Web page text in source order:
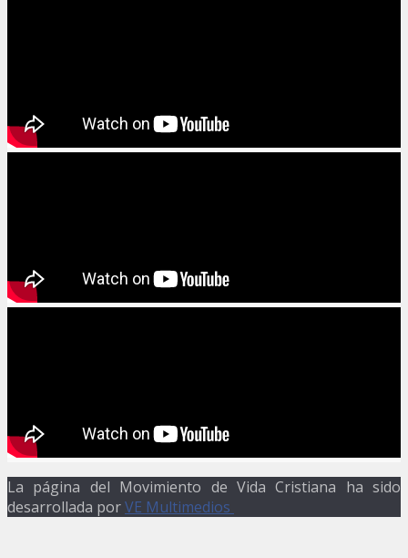
La página del Movimiento de Vida Cristiana ha sido
desarrollada porVE Multimedios